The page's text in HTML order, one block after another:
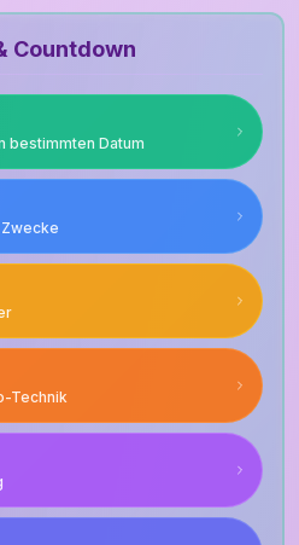
Countdown
bestimmten Datum
Technik